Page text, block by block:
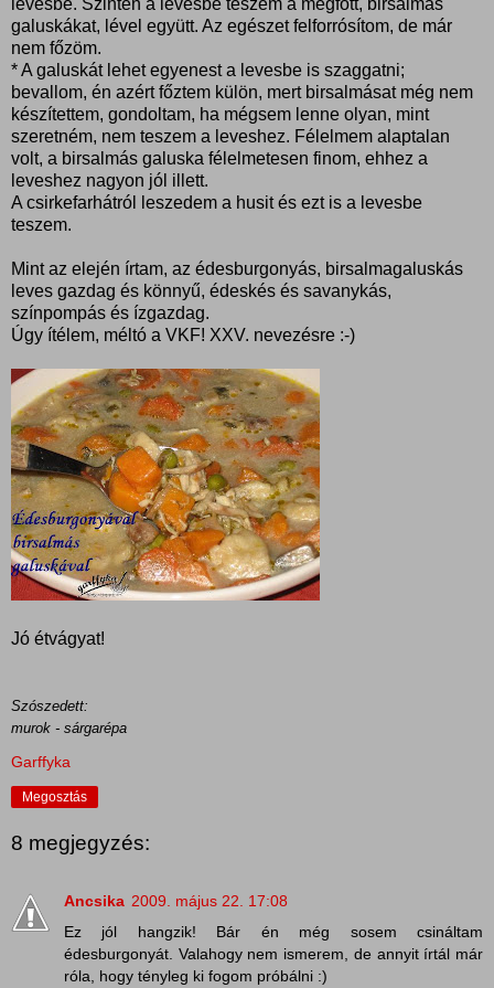
galuskákat, lével együtt. Az egészet felforrósítom, de már
nem főzöm.
* A galuskát lehet egyenest a levesbe is szaggatni;
bevallom, én azért főztem külön, mert birsalmásat még nem
készítettem, gondoltam, ha mégsem lenne olyan, mint
szeretném, nem teszem a leveshez. Félelmem alaptalan
volt, a birsalmás galuska félelmetesen finom, ehhez a
leveshez nagyon jól illett.
A csirkefarhátról leszedem a husit és ezt is a levesbe
teszem.
Mint az elején írtam, az édesburgonyás, birsalmagaluskás
leves gazdag és könnyű, édeskés és savanykás,
színpompás és ízgazdag.
Úgy ítélem, méltó a VKF! XXV. nevezésre :-)
Jó étvágyat!
Szószedett:
murok - sárgarépa
Garffyka
Megosztás
8 megjegyzés:
Ancsika 2009. május 22. 17:08
Ez jól hangzik! Bár én még sosem csináltam
édesburgonyát. Valahogy nem ismerem, de annyit írtál már
róla, hogy tényleg ki fogom próbálni :)